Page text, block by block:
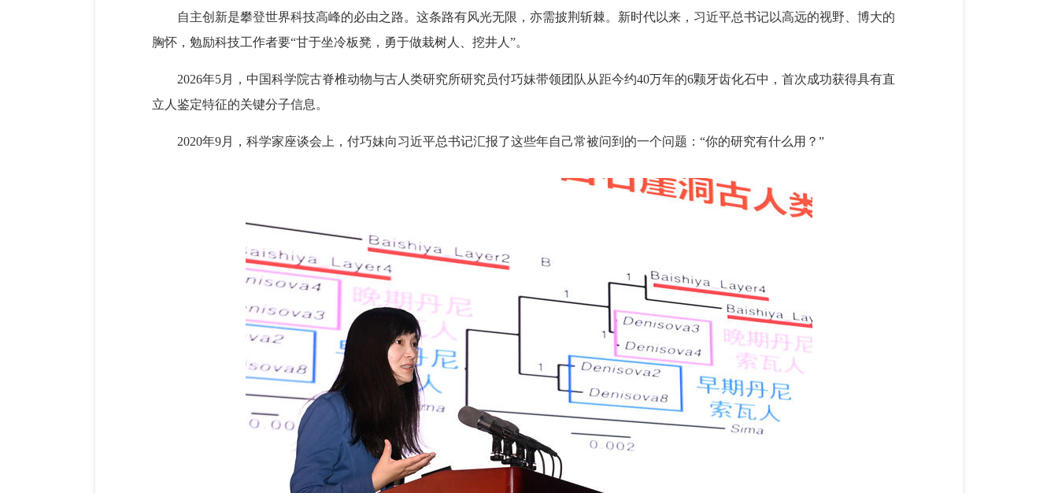
自主创新是攀登世界科技高峰的必由之路。这条路有风光无限，亦需披荆斩棘。新时代以来，习近平总书记以高远的视野、博大的
胸怀，勉励科技工作者要“甘于坐冷板凳，勇于做栽树人、挖井人”。
2026年5月，中国科学院古脊椎动物与古人类研究所研究员付巧妹带领团队从距今约40万年的6颗牙齿化石中，首次成功获得具有直
立人鉴定特征的关键分子信息。
2020年9月，科学家座谈会上，付巧妹向习近平总书记汇报了这些年自己常被问到的一个问题：“你的研究有什么用？”